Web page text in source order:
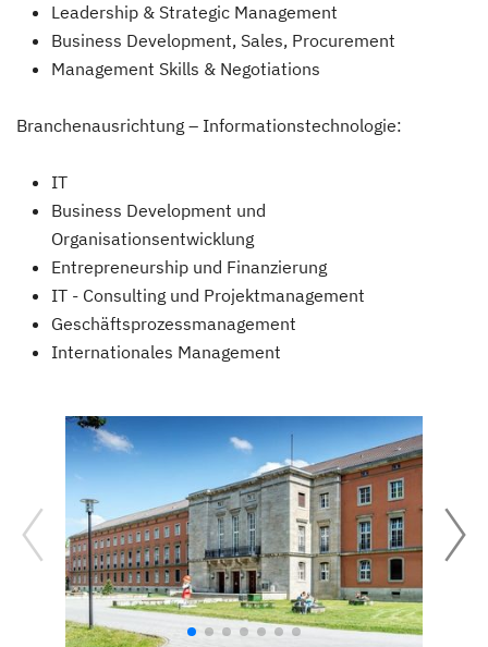
Leadership & Strategic Management
Business Development, Sales, Procurement
Management Skills & Negotiations
Branchenausrichtung – Informationstechnologie:
IT
Business Development und
Organisationsentwicklung
Entrepreneurship und Finanzierung
IT - Consulting und Projektmanagement
Geschäftsprozessmanagement
Internationales Management